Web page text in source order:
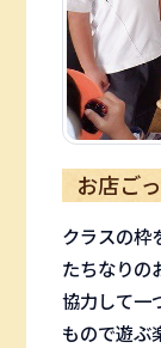
お店ご
クラスの枠
たちなりの
協力して一
もので遊ぶ